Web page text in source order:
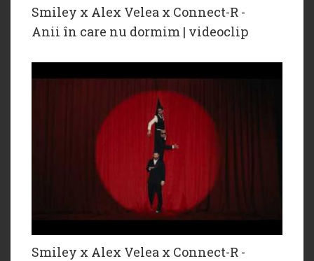
Smiley x Alex Velea x Connect-R -
Anii în care nu dormim | videoclip
Smiley x ‪Alex Velea‬ x ‪Connect-R -